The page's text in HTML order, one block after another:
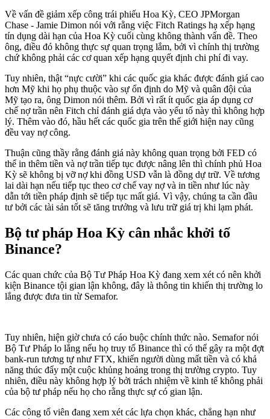
Về vấn đề giảm xếp công trái phiếu Hoa Kỳ, CEO JPMorgan
Chase - Jamie Dimon nói với rằng việc Fitch Ratings hạ xếp hạng
tín dụng dài hạn của Hoa Kỳ cuối cùng không thành vấn đề. Theo
ông, điều đó không thực sự quan trọng lắm, bởi vì chính thị trường
chứ không phải các cơ quan xếp hạng quyết định chi phí đi vay.
Tuy nhiên, thật “nực cười” khi các quốc gia khác được đánh giá cao
hơn Mỹ khi họ phụ thuộc vào sự ổn định do Mỹ và quân đội của
Mỹ tạo ra, ông Dimon nói thêm. Bởi vì rất ít quốc gia áp dụng cơ
chế nợ trần nên Fitch chỉ đánh giá dựa vào yếu tố này thì không hợp
lý. Thêm vào đó, hầu hết các quốc gia trên thế giới hiện nay cũng
đều vay nợ công.
Thuận cũng thầy rằng đánh giá này không quan trọng bởi FED có
thể in thêm tiền và nợ trần tiếp tục được nâng lên thì chính phủ Hoa
Kỳ sẽ không bị vỡ nợ khi đồng USD vẫn là đồng dự trữ. Về tương
lai dài hạn nếu tiếp tục theo cơ chế vay nợ và in tiền như lúc này
dẫn tới tiền pháp định sẽ tiếp tục mất giá. Vì vậy, chúng ta cần đầu
tư bởi các tài sản tốt sẽ tăng trưởng và lưu trữ giá trị khi lạm phát.
Bộ tư pháp Hoa Kỳ cân nhắc khởi tố
Binance?
Các quan chức của Bộ Tư Pháp Hoa Kỳ đang xem xét có nên khởi
kiện Binance tội gian lận không, đây là thông tin khiến thị trường lo
lắng được đưa tin từ Semafor.
Tuy nhiên, hiện giờ chưa có cáo buộc chính thức nào. Semafor nói
Bộ Tư Pháp lo lắng nếu họ truy tố Binance thì có thể gây ra một đợt
bank-run tương tự như FTX, khiến người dùng mất tiền và có khả
năng thúc đẩy một cuộc khủng hoảng trong thị trường crypto. Tuy
nhiên, điều này không hợp lý bởi trách nhiệm về kinh tế không phải
của bộ tư pháp nếu họ cho rằng thực sự có gian lận.
Các công tố viên đang xem xét các lựa chọn khác, chẳng hạn như